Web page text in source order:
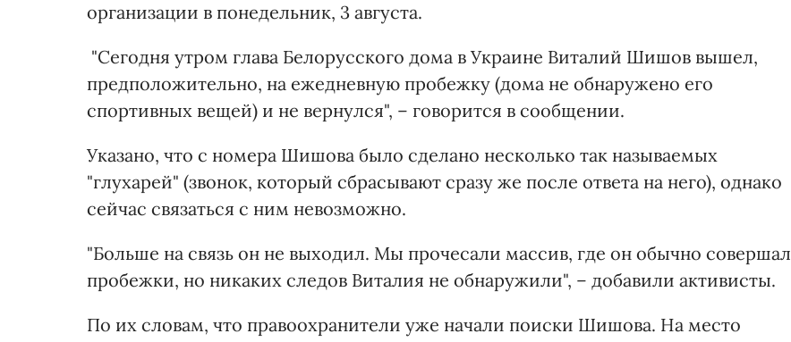
организации в понедельник, 3 августа.
"Сегодня утром глава Белорусского дома в Украине Виталий Шишов вышел,
предположительно, на ежедневную пробежку (дома не обнаружено его
спортивных вещей) и не вернулся", – говорится в сообщении.
Указано, что с номера Шишова было сделано несколько так называемых
"глухарей" (звонок, который сбрасывают сразу же после ответа на него), однако
сейчас связаться с ним невозможно.
"Больше на связь он не выходил. Мы прочесали массив, где он обычно совершал
пробежки, но никаких следов Виталия не обнаружили", – добавили активисты.
По их словам, что правоохранители уже начали поиски Шишова. На место